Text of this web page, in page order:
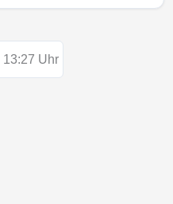
13:27 Uhr